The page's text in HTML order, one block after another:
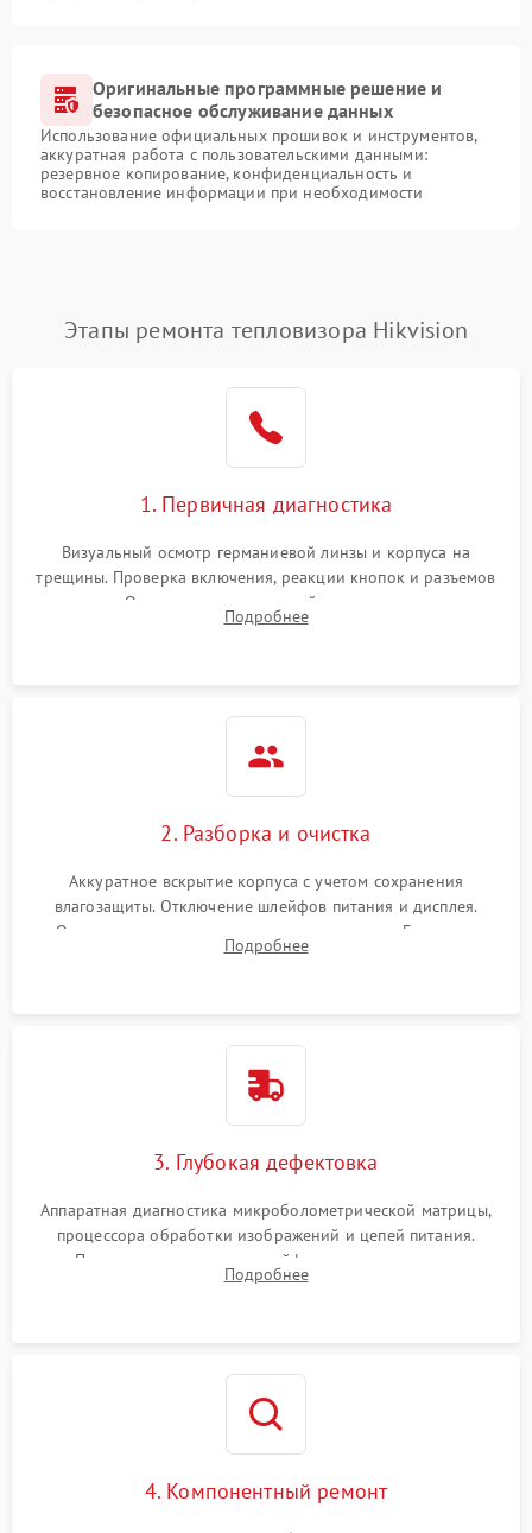
Оригинальные программные решение и
безопасное обслуживание данных
Использование официальных прошивок и инструментов,
аккуратная работа с пользовательскими данными:
резервное копирование, конфиденциальность и
восстановление информации при необходимости
Этапы ремонта тепловизора Hikvision
1. Первичная диагностика
Визуальный осмотр германиевой линзы и корпуса на
трещины. Проверка включения, реакции кнопок и разъемов
зарядки. Оценка вывода тепловой сигнатуры на экран,
проверка базовых функций и считывание системных
Подробнее
2. Разборка и очистка
Аккуратное вскрытие корпуса с учетом сохранения
влагозащиты. Отключение шлейфов питания и дисплея.
Очистка внутренних плат от окислов и пыли. Бережная
обработка германиевого объектива специализированными
Подробнее
3. Глубокая дефектовка
Аппаратная диагностика микроболометрической матрицы,
процессора обработки изображений и цепей питания.
Проверка целостности шлейфов, модуля памяти и
интерфейсов связи. Выявление сгоревших SMD-компонентов
Подробнее
4. Компонентный ремонт